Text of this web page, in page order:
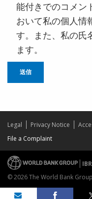
能付きでのコメン
おいて私の個人情
す。また、私の氏
ます。
送信
Share on
Legal Privacy Notice
File a Complaint
© 2026 The World Bank